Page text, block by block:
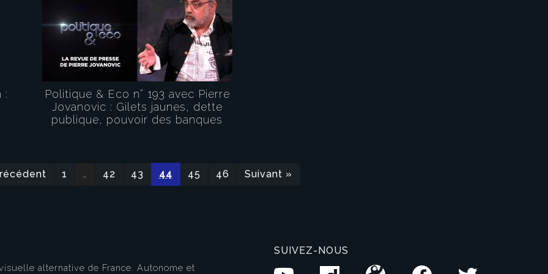
des cookies
:
Politique & Eco n° 193 avec Pierre
Jovanovic : Gilets jaunes, dette
publique, pouvoir des banques
1 … 42 43 44 45 46 Suivant »
alternative de France. Autonome et
SUIVEZ-NOUS